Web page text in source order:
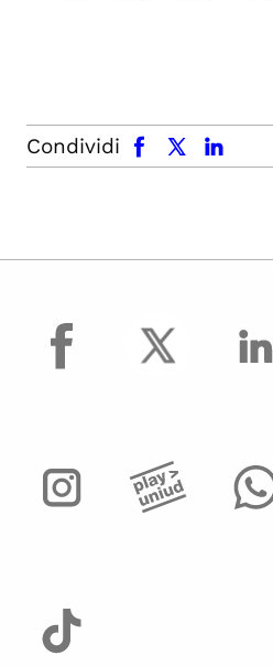
Condividi
facebook x.com linkedin
facebook